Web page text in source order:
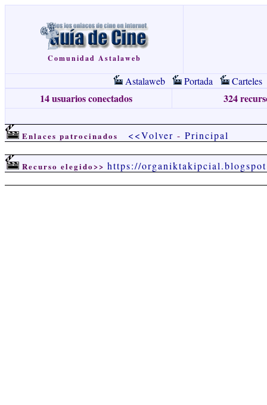
Comunidad Astalaweb
Astalaweb Portada Carteles
14 usuarios conectados 324
Enlaces patrocinados <<Volver - Principal
Recurso elegido>> https://